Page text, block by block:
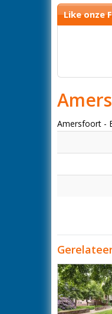
Like onze
Amersfoort -